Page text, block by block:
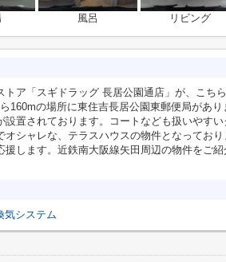
風呂 リビング
ア「スギドラッグ 長居公園通店」が、こち
160mの場所に東住吉長居公園東郵便局があり
置されております。コートなども扱いやすい
シャレな、テラスハウスの物件となっており
します。近鉄南大阪線矢田周辺の物件をご紹
気システム